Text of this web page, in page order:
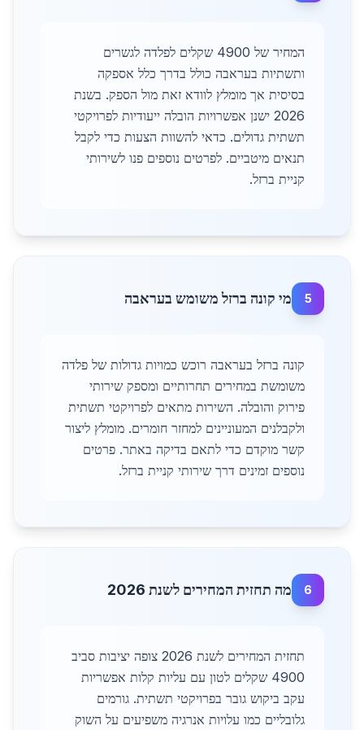
המחיר של 4900 שקלים לפלדה לגשרים
ותשתיות בעראבה כולל בדרך כלל אספקה
בסיסית אך מומלץ לוודא זאת מול הספק. בשנת
2026 ישנן אפשרויות הובלה ייעודיות לפרויקטי
תשתית גדולים. כדאי להשוות הצעות כדי לקבל
תנאים מיטביים. לפרטים נוספים פנו לשירותי
קניית ברזל.
5 מי קונה ברזל משומש בעראבה
קונה ברזל בעראבה רוכש כמויות גדולות של פלדה
משומשת במחירים תחרותיים ומספק שירותי
פירוק והובלה. השירות מתאים לפרויקטי תשתית
ולקבלנים המעוניינים למחזר חומרים. מומלץ ליצור
קשר מוקדם כדי לתאם בדיקה באתר. פרטים
נוספים זמינים דרך שירותי קניית ברזל.
6 מה תחזית המחירים לשנת 2026
תחזית המחירים לשנת 2026 צופה יציבות סביב
4900 שקלים לטון עם עליות קלות אפשריות
עקב ביקוש גובר בפרויקטי תשתית. גורמים
גלובליים כמו עלויות אנרגיה משפיעים על השוק